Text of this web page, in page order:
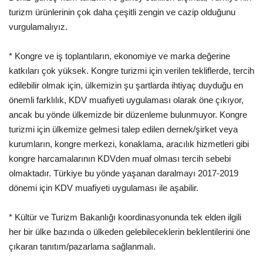
turizm ürünlerinin çok daha çeşitli zengin ve cazip olduğunu
vurgulamalıyız.
* Kongre ve iş toplantıların, ekonomiye ve marka değerine
katkıları çok yüksek. Kongre turizmi için verilen tekliflerde, tercih
edilebilir olmak için, ülkemizin şu şartlarda ihtiyaç duyduğu en
önemli farklılık, KDV muafiyeti uygulaması olarak öne çıkıyor,
ancak bu yönde ülkemizde bir düzenleme bulunmuyor. Kongre
turizmi için ülkemize gelmesi talep edilen dernek/şirket veya
kurumların, kongre merkezi, konaklama, aracılık hizmetleri gibi
kongre harcamalarının KDVden muaf olması tercih sebebi
olmaktadır. Türkiye bu yönde yaşanan daralmayı 2017-2019
dönemi için KDV muafiyeti uygulaması ile aşabilir.
* Kültür ve Turizm Bakanlığı koordinasyonunda tek elden ilgili
her bir ülke bazında o ülkeden gelebileceklerin beklentilerini öne
çıkaran tanıtım/pazarlama sağlanmalı.